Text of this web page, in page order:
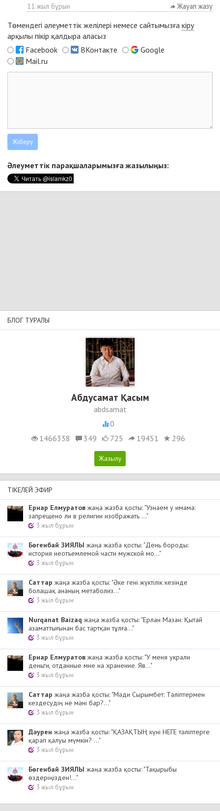
11 жыл бұрын Жауап жазу
Төмендегі әлеуметтік желілері немесе сайтымызға кіру
арқылы пікір қалдыра аласыз
Facebook
ВКонтакте
Google
Mail.ru
Әлеуметтік парақшаларымызға жазылыңыз:
БЛОГ ТУРАЛЫ
Абдусамат Қасым
abdsamat
0
1466338
349 725 19451 296
ТІКЕЛЕЙ ЭФИР
Ернар Елмуратов жаңа жазба қосты: "Узнаем у имама:
запрещено ли в религии изображать ..."
3 жыл бұрын
Бөгенбай ЗИЯЛЫ жаңа жазба қосты: "День бороды:
история неотъемлемой части мужской мо..."
3 жыл бұрын
Cаттар жаңа жазба қосты: "Әке гені жүктілік кезінде
болашақ ананың метаболиз..."
3 жыл бұрын
Nurqanat Baizaq жаңа жазба қосты: "Ерлан Мазан: Қытай
азаматтығынан бас тартқан тұлға..."
3 жыл бұрын
Ернар Елмуратов жаңа жазба қосты: "У меня украли
деньги, отданные мне на хранение. Яв..."
3 жыл бұрын
Cаттар жаңа жазба қосты: "Мәди Сырымбет: Тәліптермен
кездесудің не мәні бар?..."
3 жыл бұрын
Дәурен жаңа жазба қосты: "ҚАЗАҚТЫҢ күні НЕГЕ тәліптерге
қарап қалуы мүмкін? ..."
3 жыл бұрын
Бөгенбай ЗИЯЛЫ жаңа жазба қосты: "Тақырыбы
өздеріңізден!..."
3 жыл бұрын